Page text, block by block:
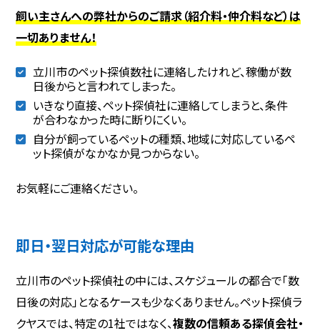
飼い主さんへの弊社からのご請求（紹介料・仲介料など）は
一切ありません！
立川市のペット探偵数社に連絡したけれど、稼働が数
日後からと言われてしまった。
いきなり直接、ペット探偵社に連絡してしまうと、条件
が合わなかった時に断りにくい。
自分が飼っているペットの種類、地域に対応しているペ
ット探偵がなかなか見つからない。
お気軽にご連絡ください。
即日・翌日対応が可能な理由
立川市のペット探偵社の中には、スケジュールの都合で「数
日後の対応」となるケースも少なくありません。ペット探偵ラ
クヤスでは、特定の1社ではなく、複数の信頼ある探偵会社・